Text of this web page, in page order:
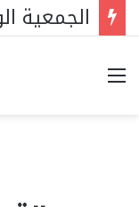
خيارات